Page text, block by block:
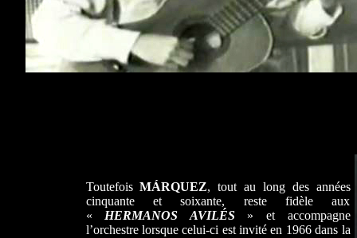
ToutefoisMÁRQUEZ, tout au long des années
cinquante et soixante, reste fidèle aux
« HERMANOS AVILÉS» et accompagne
l’orchestre lorsque celui-ci est invité en 1966 dans la